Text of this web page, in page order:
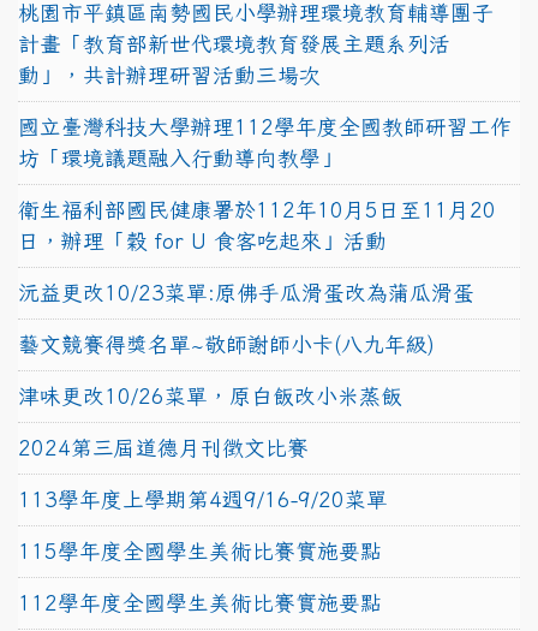
桃園市平鎮區南勢國民小學辦理環境教育輔導團子
計畫「教育部新世代環境教育發展主題系列活
動」，共計辦理研習活動三場次
國立臺灣科技大學辦理112學年度全國教師研習工作
坊「環境議題融入行動導向教學」
衛生福利部國民健康署於112年10月5日至11月20
日，辦理「穀 for U 食客吃起來」活動
沅益更改10/23菜單:原佛手瓜滑蛋改為蒲瓜滑蛋
藝文競賽得獎名單~敬師謝師小卡(八九年級)
津味更改10/26菜單，原白飯改小米蒸飯
2024第三屆道德月刊徵文比賽
113學年度上學期第4週9/16-9/20菜單
115學年度全國學生美術比賽實施要點
112學年度全國學生美術比賽實施要點